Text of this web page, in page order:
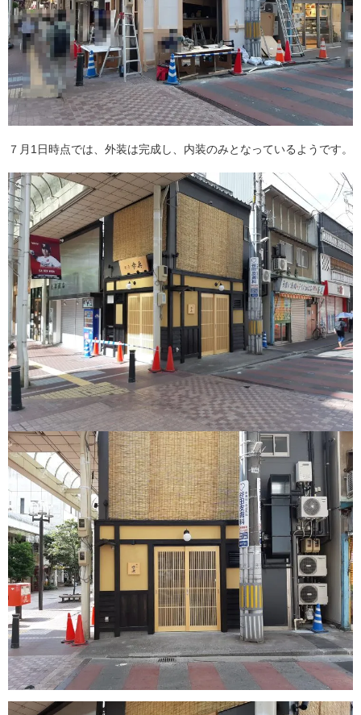
７月1日時点では、外装は完成し、内装のみとなっているようです。